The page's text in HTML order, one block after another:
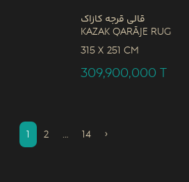
قالی قرجه کازاک
Kazak Qarāje Rug
315 x 251 CM
309,900,000 T
1 2 … 14 ›